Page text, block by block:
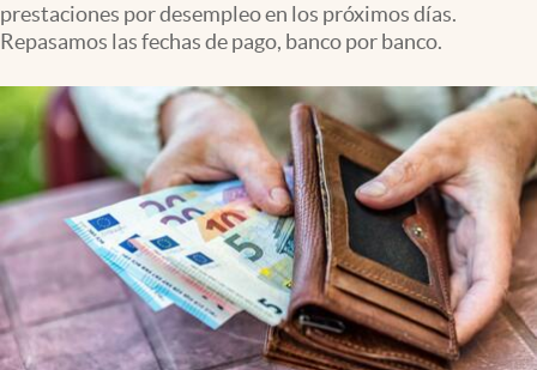
prestaciones por desempleo en los próximos días.
Repasamos las fechas de pago, banco por banco.